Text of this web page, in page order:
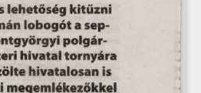
lehetőség kitűzni
lobogót a sep­
polgár-
hivatal tornyára
hivatalosan is
megemlékezőkkel